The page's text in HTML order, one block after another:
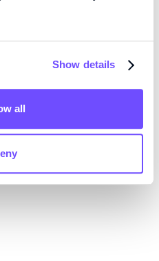
Show details
all
med hög precision